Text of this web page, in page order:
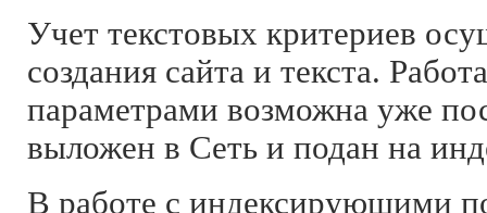
Учет текстовых критериев
создания сайта и текста.
параметрами возможна уже
выложен в Сеть и подан на
В работе с индексирующими